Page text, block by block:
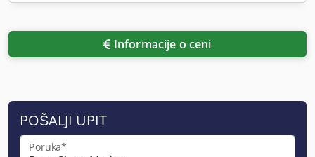
Informacije o ceni
POŠALJI UPIT
Poruka*